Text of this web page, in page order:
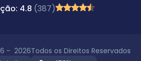
4.8 (387)
- 2026Todos os Direitos Reservados